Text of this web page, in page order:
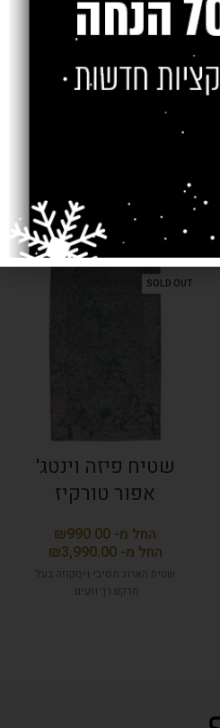
SOLD OUT
שטיח פיזה וינטג'
אפור טורקיז
₪
₪
שטיח הארוג מסיבי ויסקוזה בעל
מרקם רך ונעים.